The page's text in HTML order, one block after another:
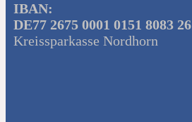
IBAN:
DE77 2675 0001 0151 8083 26
Kreissparkasse Nordhorn